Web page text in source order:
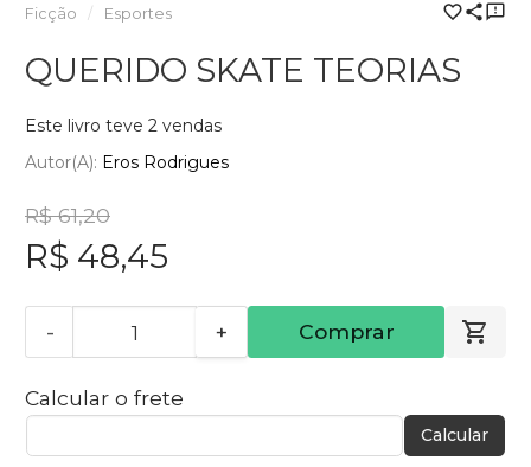
Ficção Esportes
QUERIDO SKATE TEORIAS
Este livro teve 2 vendas
Autor(a): Eros Rodrigues
R$ 61,20
R$ 48,45
- + Comprar
Calcular o frete
Calcular